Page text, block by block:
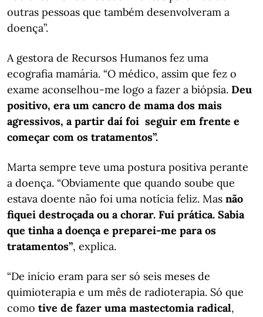
outras pessoas que também desenvolveram a
doença”.
A gestora de Recursos Humanos fez uma
ecografia mamária. “O médico, assim que fez o
exame aconselhou-me logo a fazer a biópsia. Deu
positivo, era um cancro de mama dos mais
agressivos, a partir daí foi seguir em frente e
começar com os tratamentos”.
Marta sempre teve uma postura positiva perante
a doença. “Obviamente que quando soube que
estava doente não foi uma notícia feliz. Mas não
fiquei destroçada ou a chorar. Fui prática. Sabia
que tinha a doença e preparei-me para os
tratamentos”, explica.
“De início eram para ser só seis meses de
quimioterapia e um mês de radioterapia. Só que
como tive de fazer uma mastectomia radical,